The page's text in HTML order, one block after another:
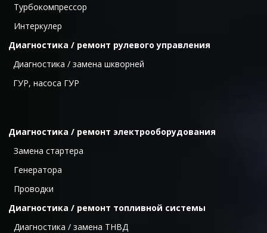
  Турбокомпрессор
  Интеркулер
Диагностика / ремонт рулевого управления
Диагностика / замена шкворней
ГУР, насоса ГУР
Диагностика / ремонт электрооборудования
  Замена стартера
  Генератора
  Проводки
Диагностика / ремонт топливной системы
  Диагностика / замена ТНВД